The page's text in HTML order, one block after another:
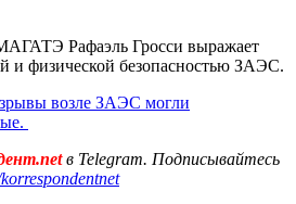
Рафаэль Гросси выражает
и физической безопасностью ЗАЭС.
возле ЗАЭС могли
в Telegram. Подписывайтесь